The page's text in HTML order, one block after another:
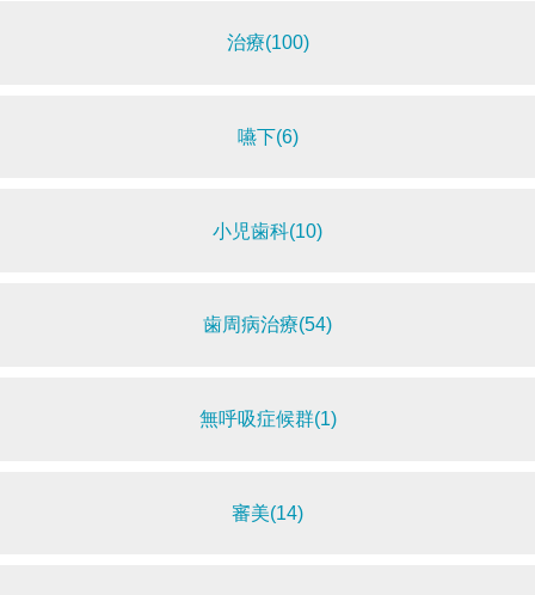
治療(100)
嚥下(6)
小児歯科(10)
歯周病治療(54)
無呼吸症候群(1)
審美(14)